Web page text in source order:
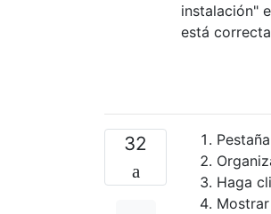
instalación"
está
32
Haga